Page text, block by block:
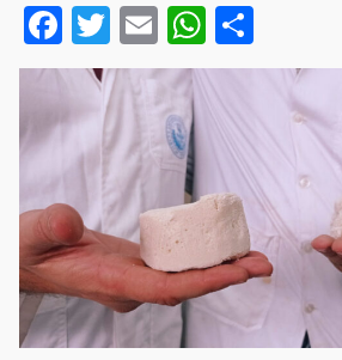
F
a
c
e
b
o
o
k
T
w
it
te
r
E
m
ai
l
W
h
A
p
p
h
ar
e